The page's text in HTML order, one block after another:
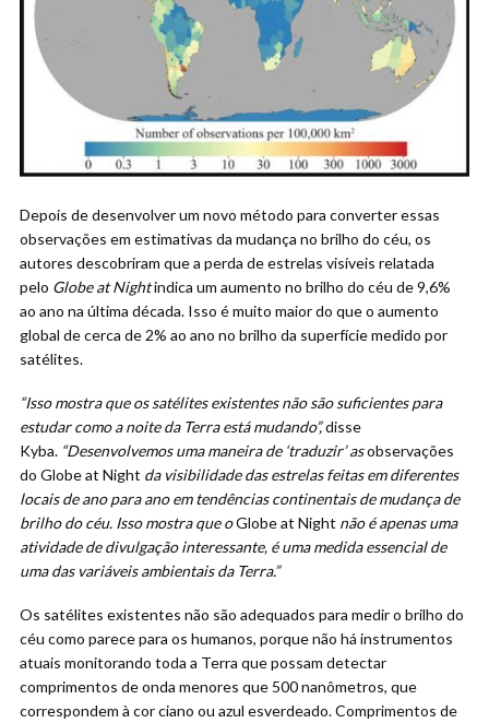
Depois de desenvolver um novo método para converter essas
observações em estimativas da mudança no brilho do céu, os
autores descobriram que a perda de estrelas visíveis relatada
pelo Globe at Nightindica um aumento no brilho do céu de 9,6%
ao ano na última década. Isso é muito maior do que o aumento
global de cerca de 2% ao ano no brilho da superfície medido por
satélites.
“Isso mostra que os satélites existentes não são suficientes para
estudar como a noite da Terra está mudando”,disse
Kyba. “Desenvolvemos uma maneira de ‘traduzir’ asobservações
do Globe at Night da visibilidade das estrelas feitas em diferentes
locais de ano para ano em tendências continentais de mudança de
brilho do céu. Isso mostra que oGlobe at Night não é apenas uma
atividade de divulgação interessante, é uma medida essencial de
uma das variáveis ambientais da Terra.”
Os satélites existentes não são adequados para medir o brilho do
céu como parece para os humanos, porque não há instrumentos
atuais monitorando toda a Terra que possam detectar
comprimentos de onda menores que 500 nanômetros, que
correspondem à cor ciano ou azul esverdeado. Comprimentos de